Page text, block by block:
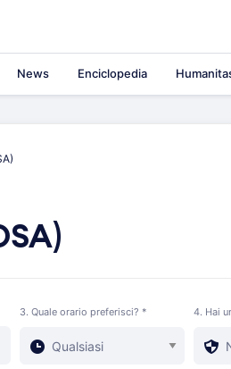
News Enciclopedia
3. Quale orario preferisci? * 4. Hai